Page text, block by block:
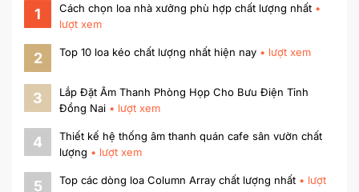
1 Cách chọn loa nhà xưởng phù hợp chất lượng nhất •
lượt xem
2 Top 10 loa kéo chất lượng nhất hiện nay • lượt xem
3
Lắp Đặt Âm Thanh Phòng Họp Cho Bưu Điện Tỉnh
Đồng Nai • lượt xem
4
Thiết kế hệ thống âm thanh quán cafe sân vườn chất
lượng • lượt xem
5 Top các dòng loa Column Array chất lượng nhất • lượt